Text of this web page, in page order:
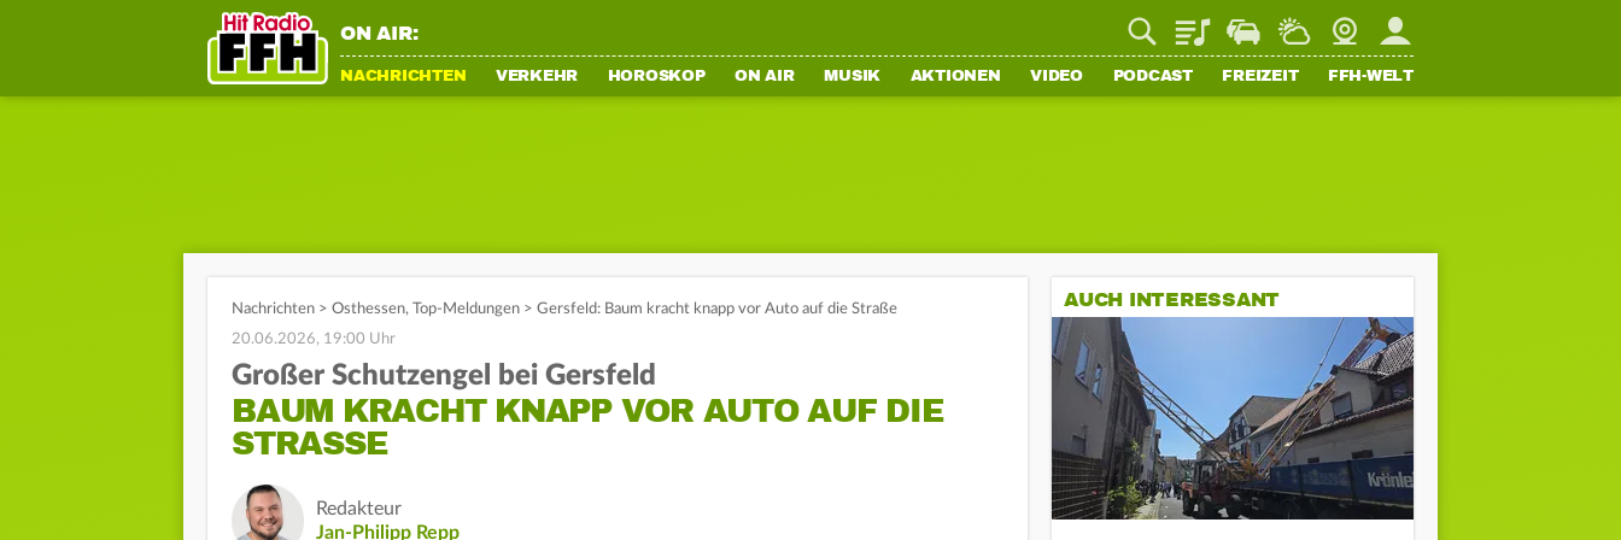
ON AIR: PlaylistStaupilotWetterWebcamMein FFH
NACHRICHTEN VERKEHR HOROSKOP ON AIR MUSIK AKTIONEN VIDEO PODCAST FREIZEIT FFH-WELT
Nachrichten > Osthessen, Top-Meldungen > Gersfeld: Baum kracht knapp vor Auto auf die Straße
20.06.2026, 19:00 Uhr
Großer Schutzengel bei Gersfeld
BAUM KRACHT KNAPP VOR AUTO AUF DIE
STRASSE
Redakteur
Jan-Philipp Repp
AUCH INTERESSANT